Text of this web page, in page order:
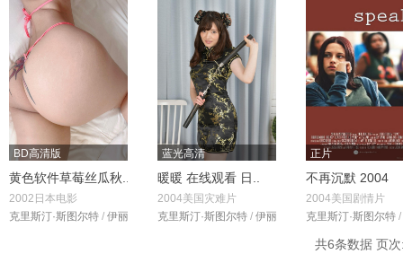
BD高清版
黄色软件草莓丝瓜秋..
2002日本电影
克里斯汀·斯图尔特 / 伊丽莎白·珀金斯/罗伯特·约翰·伯克
蓝光高清
暖暖 在线观看 日..
2004美国灾难片
克里斯汀·斯图尔特 / 伊丽莎白·帕金斯/罗伯特·约翰
正片
不再沉默 2004
2004美国剧情片
克里斯汀·斯图尔特 /
共6条数据 页